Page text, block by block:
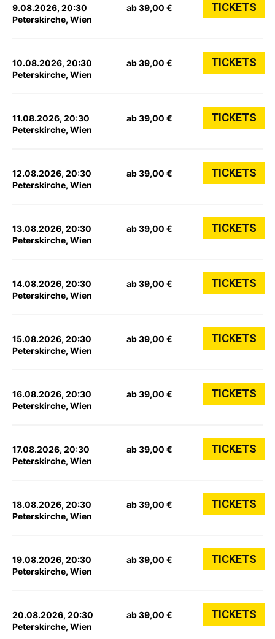
9.08.2026, 20:30
Peterskirche, Wien
ab 39,00 € TICKETS
10.08.2026, 20:30
Peterskirche, Wien
ab 39,00 € TICKETS
11.08.2026, 20:30
Peterskirche, Wien
ab 39,00 € TICKETS
12.08.2026, 20:30
Peterskirche, Wien
ab 39,00 € TICKETS
13.08.2026, 20:30
Peterskirche, Wien
ab 39,00 € TICKETS
14.08.2026, 20:30
Peterskirche, Wien
ab 39,00 € TICKETS
15.08.2026, 20:30
Peterskirche, Wien
ab 39,00 € TICKETS
16.08.2026, 20:30
Peterskirche, Wien
ab 39,00 € TICKETS
17.08.2026, 20:30
Peterskirche, Wien
ab 39,00 € TICKETS
18.08.2026, 20:30
Peterskirche, Wien
ab 39,00 € TICKETS
19.08.2026, 20:30
Peterskirche, Wien
ab 39,00 € TICKETS
20.08.2026, 20:30
Peterskirche, Wien
ab 39,00 € TICKETS